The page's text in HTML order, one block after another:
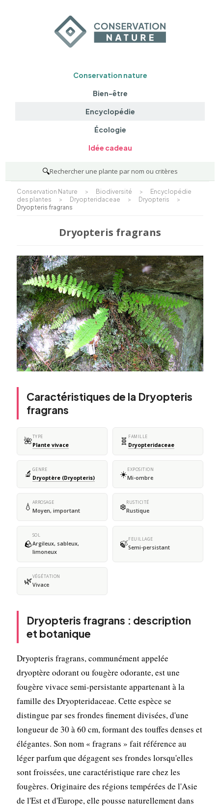
Conservation nature
Bien-être
Encyclopédie
Écologie
Idée cadeau
🔍Rechercher une plante par nom ou critères
Conservation Nature > Biodiversité >
Encyclopédie
des plantes
> Dryopteridaceae > Dryopteris
>
Dryopteris fragrans
Dryopteris fragrans
Caractéristiques de la Dryopteris
fragrans
🌺TYPE
Plante vivace 🧬 FAMILLE
Dryopteridaceae
🔬 GENRE
Dryoptère (Dryopteris) ☀️EXPOSITION
Mi-ombre
💧 ARROSAGE
Moyen, important ❄️RUSTICITÉ
Rustique
🪨
SOL
Argileux, sableux,
limoneux
🍃FEUILLAGE
Semi-persistant
🌿VÉGÉTATION
Vivace
Dryopteris fragrans : description
et botanique
Dryopteris fragrans, communément appelée
dryoptère odorant ou fougère odorante, est une
fougère vivace semi-persistante appartenant à la
famille des Dryopteridaceae. Cette espèce se
distingue par ses frondes finement divisées, d'une
longueur de 30 à 60 cm, formant des touffes denses et
élégantes. Son nom « fragrans » fait référence au
léger parfum que dégagent ses frondes lorsqu'elles
sont froissées, une caractéristique rare chez les
fougères. Originaire des régions tempérées de l'Asie
de l'Est et d'Europe, elle pousse naturellement dans